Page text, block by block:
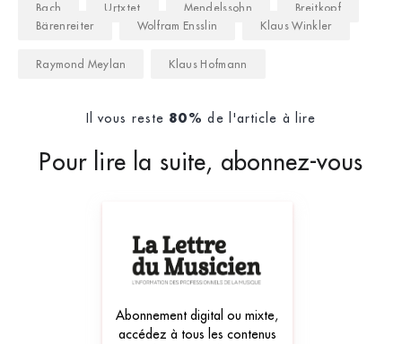
Bach Urtxtet Mendelssohn
Breitkopf
Bärenreiter
Wolfram Ensslin Klaus Winkler
Raymond Meylan Klaus Hofmann
Il vous reste 80% de l'article à lire
Pour lire la suite, abonnez-vous
Abonnement digital ou mixte,
accédez à tous les contenus